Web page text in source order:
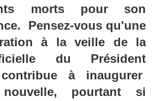
morts pour son
Pensez-vous qu'une
à la veille de la
du Président
à inaugurer
pourtant si